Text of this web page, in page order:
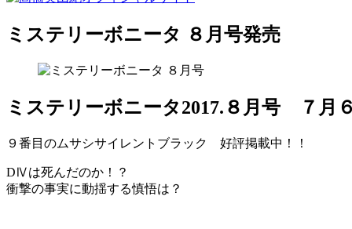
ミステリーボニータ ８月号発売
ミステリーボニータ2017.８月号 ７月
９番目のムサシサイレントブラック 好評掲載中！ ！
DⅣは死んだのか！？
衝撃の事実に動揺する慎悟は？